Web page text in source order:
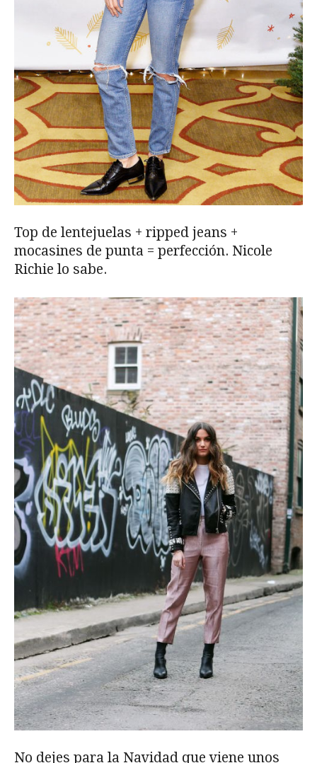
Top de lentejuelas + ripped jeans +
mocasines de punta = perfección. Nicole
Richie lo sabe.
No dejes para la Navidad que viene unos